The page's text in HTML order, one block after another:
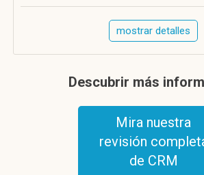
mostrar detalles
Descubrir más
Mira nuestra
revisión
de CRM